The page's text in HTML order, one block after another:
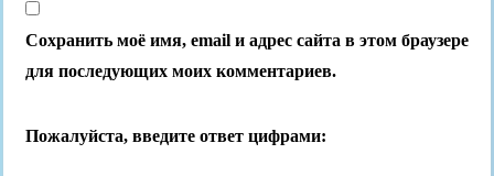
Сохранить моё имя, email и адрес сайта в этом браузере
для последующих моих комментариев.
Пожалуйста, введите ответ цифрами: